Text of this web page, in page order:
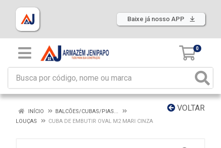
Baixe já nosso APP
0
VOLTAR
INÍCIO
BALCÕES/CUBAS/PIAS...
LOUÇAS
CUBA DE EMBUTIR OVAL M2 MARI CINZA